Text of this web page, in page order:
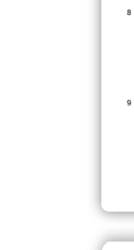
8
9